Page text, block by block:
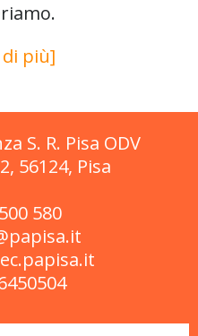
più]
S. R. Pisa ODV
56124, Pisa
580